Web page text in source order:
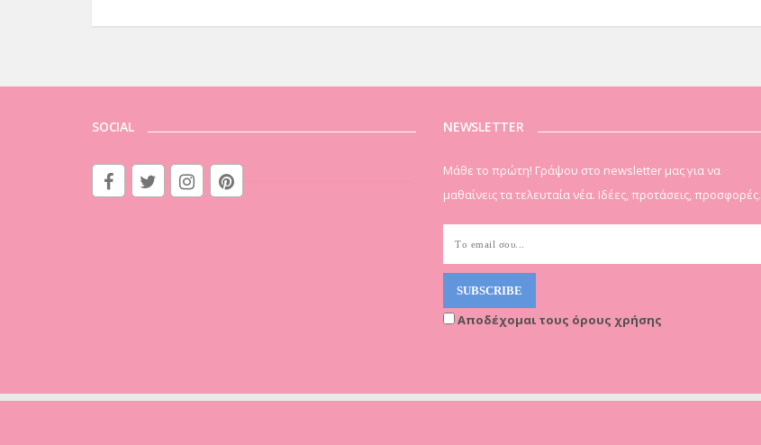
SOCIAL NEWSLETTER
Μάθε το πρώτη! Γράψου στο newsletter μας για να
μαθαίνεις τα τελευταία νέα. Ιδέες, προτάσεις, προσφορές.
Αποδέχομαι τους όρους χρήσης